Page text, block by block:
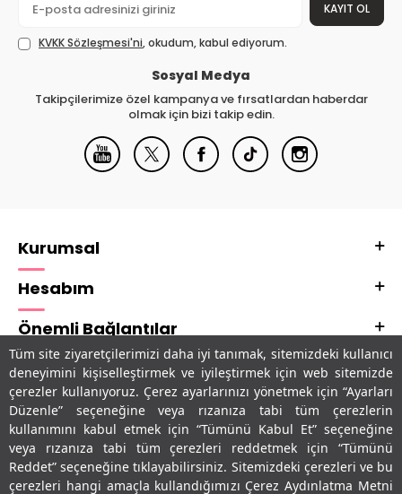
Tüm site ziyaretçilerimizi daha iyi tanımak, sitemizdeki kullanıcı
deneyimini kişiselleştirmek ve iyileştirmek için web sitemizde
çerezler kullanıyoruz. Çerez ayarlarınızı yönetmek için “Ayarları
Düzenle” seçeneğine veya rızanıza tabi tüm çerezlerin
kullanımını kabul etmek için “Tümünü Kabul Et” seçeneğine
veya rızanıza tabi tüm çerezleri reddetmek için “Tümünü
Reddet” seçeneğine tıklayabilirsiniz. Sitemizdeki çerezleri ve bu
çerezleri hangi amaçla kullandığımızı Çerez Aydınlatma Metni
KAYIT OL
KVKK Sözleşmesi'ni, okudum, kabul ediyorum.
Sosyal Medya
Takipçilerimize özel kampanya ve fırsatlardan haberdar
olmak için bizi takip edin.
Kurumsal
Hesabım
Önemli Bağlantılar
Adres & İletişim
Uygulamalarımız